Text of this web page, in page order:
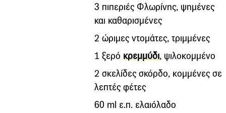
3 πιπεριές Φλωρίνης, ψημένες
και καθαρισμένες
2 ώριμες ντομάτες, τριμμένες
1 ξερό κρεμμύδι, ψιλοκομμένο
2 σκελίδες σκόρδο, κομμένες σε
λεπτές φέτες
60 ml ε.π. ελαιόλαδο